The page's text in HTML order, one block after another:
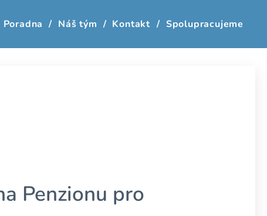
Poradna Náš tým Kontakt Spolupracujeme
Penzionu pro